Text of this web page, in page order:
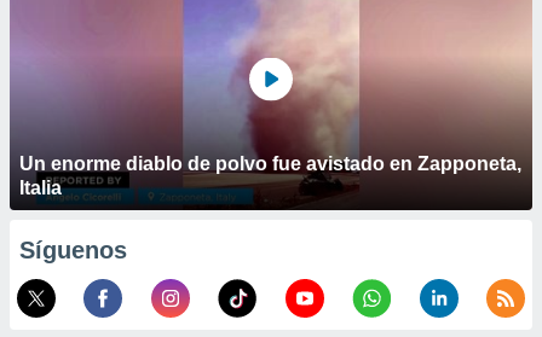
Un enorme diablo de polvo fue avistado en Zapponeta,
Italia
Síguenos